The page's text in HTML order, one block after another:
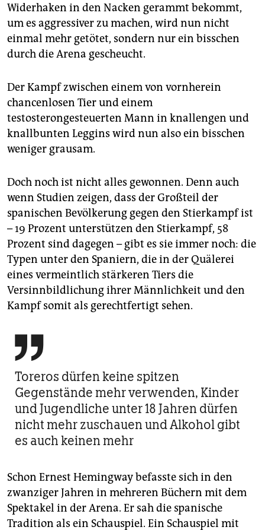
Widerhaken in den Nacken gerammt bekommt,
um es aggressiver zu machen, wird nun nicht
einmal mehr getötet, sondern nur ein bisschen
durch die Arena gescheucht.
Der Kampf zwischen einem von vornherein
chancenlosen Tier und einem
testosterongesteuerten Mann in knallengen und
knallbunten Leggins wird nun also ein bisschen
weniger grausam.
Doch noch ist nicht alles gewonnen. Denn auch
wenn Studien zeigen, dass der Großteil der
spanischen Bevölkerung gegen den Stierkampf ist
– 19 Prozent unterstützen den Stierkampf, 58
Prozent sind dagegen – gibt es sie immer noch: die
Typen unter den Spaniern, die in der Quälerei
eines vermeintlich stärkeren Tiers die
Versinnbildlichung ihrer Männlichkeit und den
Kampf somit als gerechtfertigt sehen.

Toreros dürfen keine spitzen
Gegenstände mehr verwenden, Kinder
und Jugendliche unter 18 Jahren dürfen
nicht mehr zuschauen und Alkohol gibt
es auch keinen mehr
Schon Ernest Hemingway befasste sich in den
zwanziger Jahren in mehreren Büchern mit dem
Spektakel in der Arena. Er sah die spanische
Tradition als ein Schauspiel. Ein Schauspiel mit